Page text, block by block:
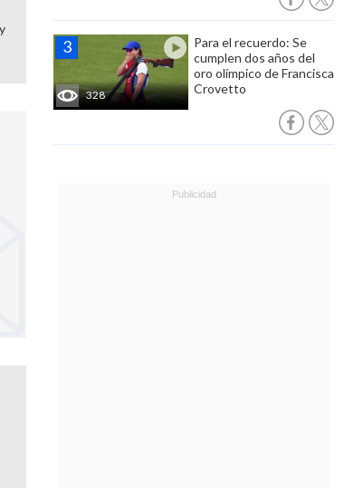
328
Para el recuerdo: Se
cumplen dos años del
oro olímpico de Francisca
Crovetto